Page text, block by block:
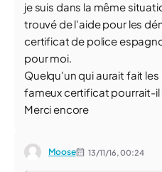
je suis dans la même
trouvé de l'aide pour les
certificat de police
pour moi.
Quelqu'un qui aurait fait
fameux certificat pourrait-il
Merci encore
Moose 13/11/16,00:24